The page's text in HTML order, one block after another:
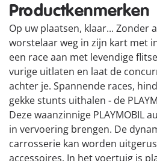
Productkenmerken
Op uw plaatsen, klaar... Zonder
worstelaar weg in zijn kart met
een race aan met levendige
vurige uitlaten en laat de
achter je. Spannende races,
gekke stunts uithalen - de
Deze waanzinnige PLAYMOBIL
in vervoering brengen. De
carrosserie kan worden
accessoires. In het voertuig is